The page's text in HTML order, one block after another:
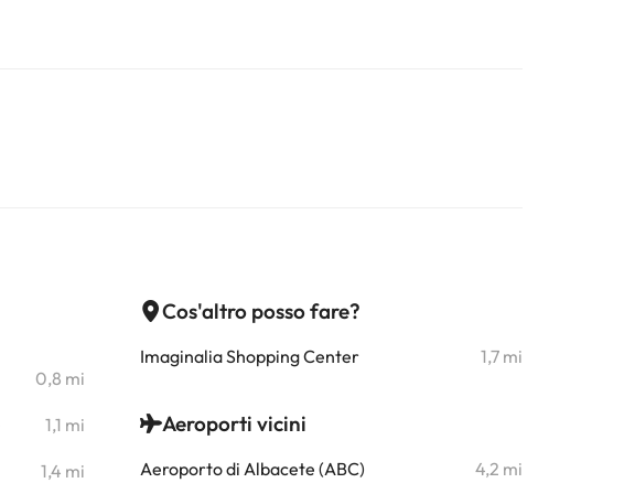
0,8 mi
1,1 mi
1,4 mi
Cos'altro posso fare?
Imaginalia Shopping Center 1,7 mi
Aeroporti vicini
Aeroporto di Albacete (ABC) 4,2 mi